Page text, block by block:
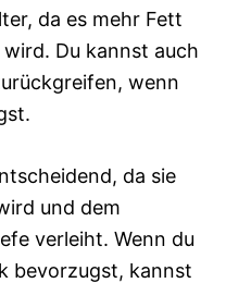
da es mehr Fett
Du kannst auch
wenn
da sie
und dem
verleiht. Wenn du
bevorzugst, kannst